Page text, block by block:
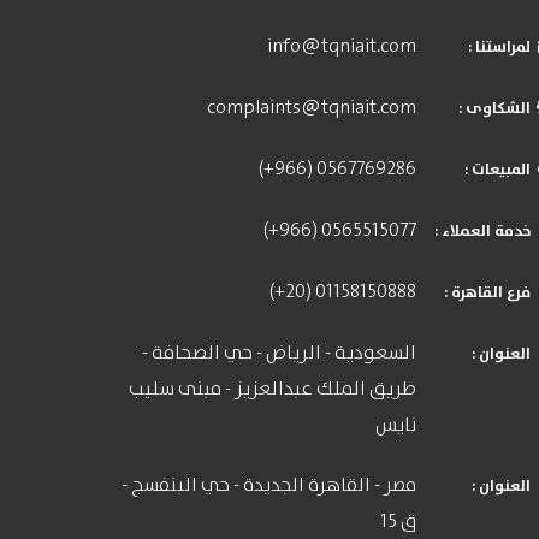
: لمراستنا info@tqniait.com
: الشكاوى complaints@tqniait.com
: المبيعات (+966) 0567769286
: خدمة العملاء (+966) 0565515077
: فرع القاهرة (+20) 01158150888
: العنوان
السعودية - الرياض - حي الصحافة -
طريق الملك عبدالعزيز - مبنى سليب
نايس
: العنوان
مصر - القاهرة الجديدة - حي البنفسج -
ق 15